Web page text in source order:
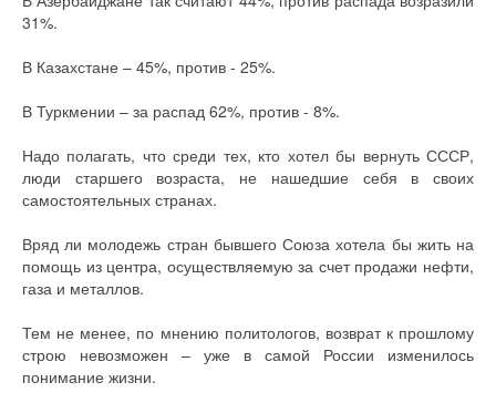
31%.
В Казахстане – 45%, против - 25%.
В Туркмении – за распад 62%, против - 8%.
Надо полагать, что среди тех, кто хотел бы вернуть СССР,
люди старшего возраста, не нашедшие себя в своих
самостоятельных странах.
Вряд ли молодежь стран бывшего Союза хотела бы жить на
помощь из центра, осуществляемую за счет продажи нефти,
газа и металлов.
Тем не менее, по мнению политологов, возврат к прошлому
строю невозможен – уже в самой России изменилось
понимание жизни.